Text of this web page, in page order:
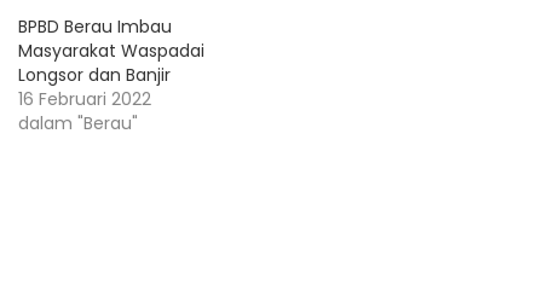
BPBD Berau Imbau
Masyarakat Waspadai
Longsor dan Banjir
16 Februari 2022
dalam "Berau"